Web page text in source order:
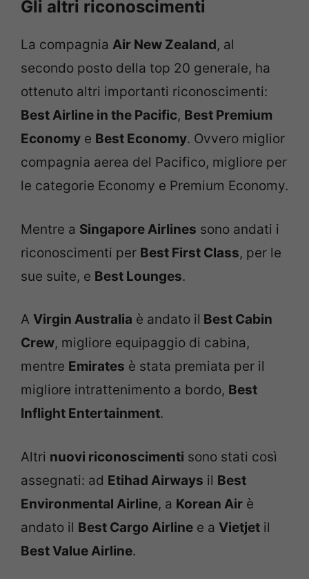
Gli altri riconoscimenti
La compagnia Air New Zealand, al
secondo posto della top 20 generale, ha
ottenuto altri importanti riconoscimenti:
Best Airline in the Pacific, Best Premium
Economy e Best Economy. Ovvero miglior
compagnia aerea del Pacifico, migliore per
le categorie Economy e Premium Economy.
Mentre a Singapore Airlines sono andati i
riconoscimenti per Best First Class, per le
sue suite, e Best Lounges.
A Virgin Australia è andato il Best Cabin
Crew, migliore equipaggio di cabina,
mentre Emirates è stata premiata per il
migliore intrattenimento a bordo, Best
Inflight Entertainment.
Altri nuovi riconoscimenti sono stati così
assegnati: ad Etihad Airways il Best
Environmental Airline, a Korean Air è
andato il Best Cargo Airline e a Vietjet il
Best Value Airline.